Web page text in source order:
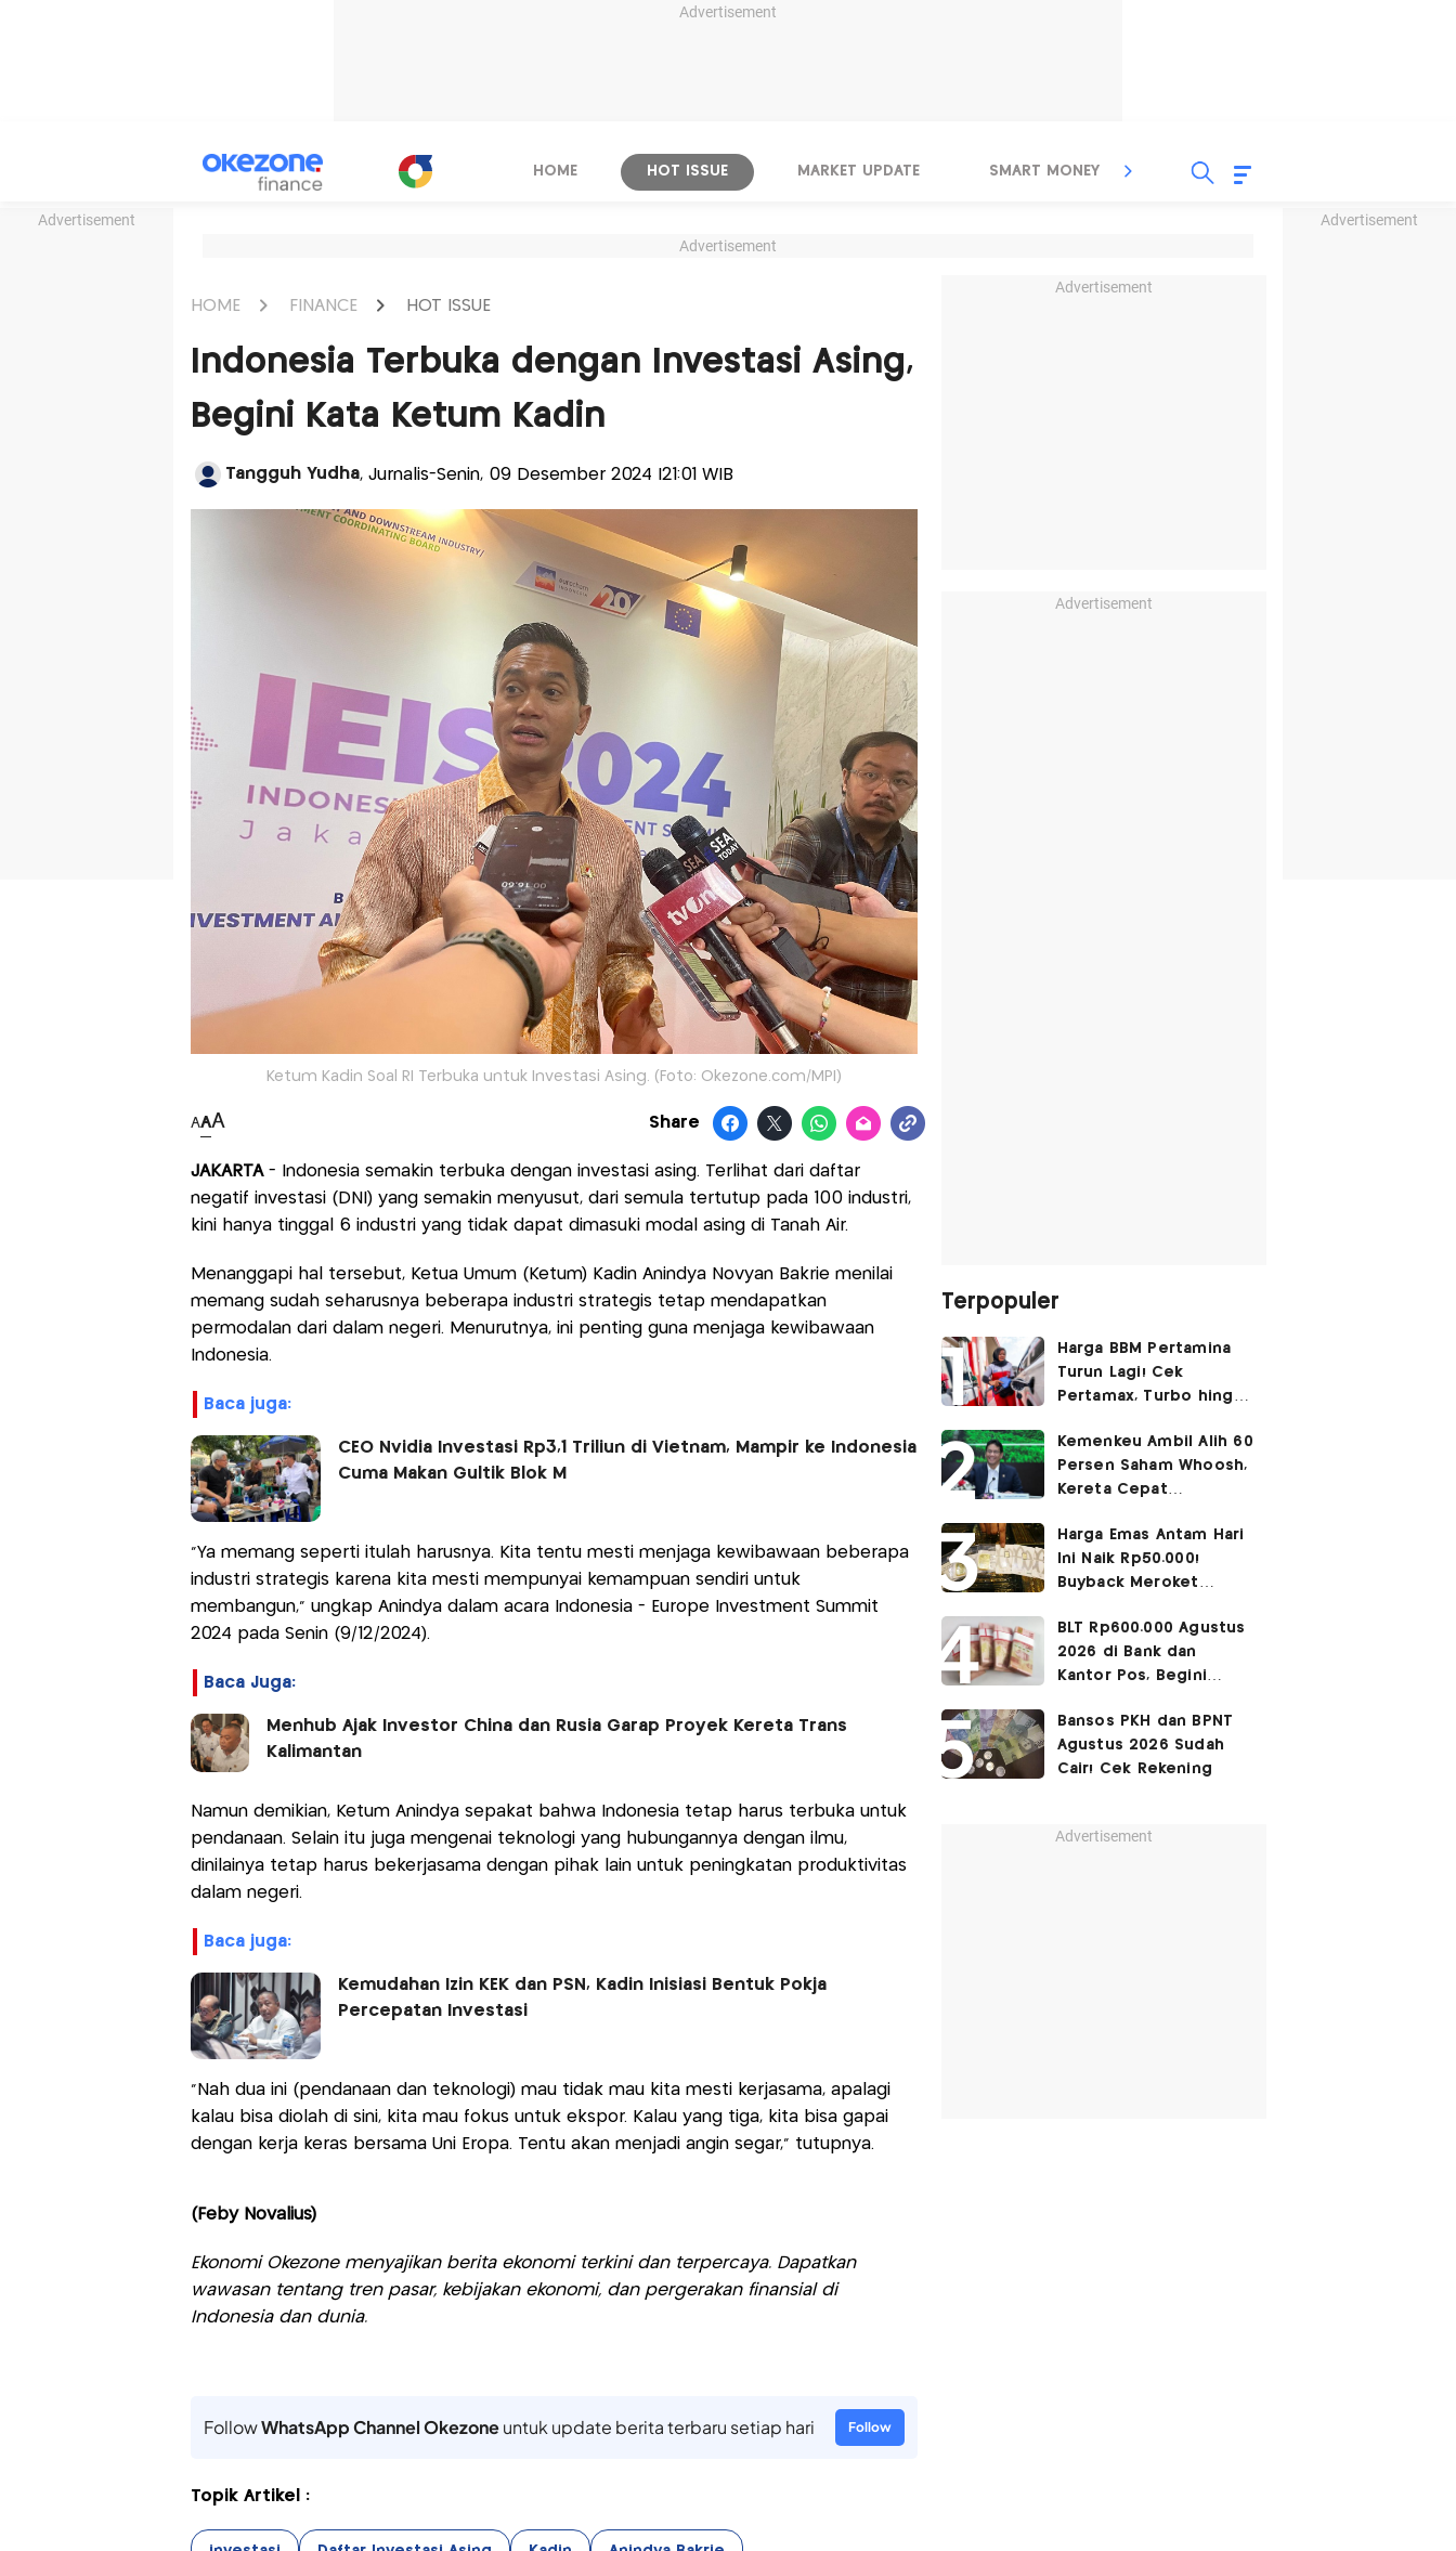
Advertisement
Advertisement Advertisement
HOME HOT ISSUE MARKET UPDATE SMART MONEY INSPIRASI BISNIS
Advertisement
HOME FINANCE HOT ISSUE
Indonesia Terbuka dengan Investasi Asing,
Begini Kata Ketum Kadin
Tangguh Yudha, Jurnalis-Senin, 09 Desember 2024 |21:01 WIB
Ketum Kadin Soal RI Terbuka untuk Investasi Asing. (Foto: Okezone.com/MPI)
AAA Share
JAKARTA - Indonesia semakin terbuka dengan investasi asing. Terlihat dari daftar
negatif investasi (DNI) yang semakin menyusut, dari semula tertutup pada 100 industri,
kini hanya tinggal 6 industri yang tidak dapat dimasuki modal asing di Tanah Air.
Menanggapi hal tersebut, Ketua Umum (Ketum) Kadin Anindya Novyan Bakrie menilai
memang sudah seharusnya beberapa industri strategis tetap mendapatkan
permodalan dari dalam negeri. Menurutnya, ini penting guna menjaga kewibawaan
Indonesia.
baca juga:
CEO Nvidia Investasi Rp3,1 Triliun di Vietnam, Mampir ke Indonesia
Cuma Makan Gultik Blok M
"Ya memang seperti itulah harusnya. Kita tentu mesti menjaga kewibawaan beberapa
industri strategis karena kita mesti mempunyai kemampuan sendiri untuk
membangun," ungkap Anindya dalam acara Indonesia - Europe Investment Summit
2024 pada Senin (9/12/2024).
Baca Juga:
Menhub Ajak Investor China dan Rusia Garap Proyek Kereta Trans
Kalimantan
Namun demikian, Ketum Anindya sepakat bahwa Indonesia tetap harus terbuka untuk
pendanaan. Selain itu juga mengenai teknologi yang hubungannya dengan ilmu,
dinilainya tetap harus bekerjasama dengan pihak lain untuk peningkatan produktivitas
dalam negeri.
baca juga:
Kemudahan Izin KEK dan PSN, Kadin Inisiasi Bentuk Pokja
Percepatan Investasi
"Nah dua ini (pendanaan dan teknologi) mau tidak mau kita mesti kerjasama, apalagi
kalau bisa diolah di sini, kita mau fokus untuk ekspor. Kalau yang tiga, kita bisa gapai
dengan kerja keras bersama Uni Eropa. Tentu akan menjadi angin segar," tutupnya.
(Feby Novalius)
Ekonomi Okezone menyajikan berita ekonomi terkini dan terpercaya. Dapatkan
wawasan tentang tren pasar, kebijakan ekonomi, dan pergerakan finansial di
Indonesia dan dunia.
FollowWhatsApp Channel Okezoneuntuk update berita terbaru setiap hari Follow
Topik Artikel :
Advertisement
Advertisement
Terpopuler
Harga BBM Pertamina
Turun Lagi! Cek
Pertamax, Turbo hingga
Agustus 2026
Kemenkeu Ambil Alih 60
Persen Saham Whoosh,
Kereta Cepat
Surabaya
Harga Emas Antam Hari
Ini Naik Rp50.000!
Buyback Meroket
BLT Rp600.000 Agustus
2026 di Bank dan
Kantor Pos, Begini
Bansos PKH dan BPNT
Agustus 2026 Sudah
Cair! Cek Rekening
Advertisement